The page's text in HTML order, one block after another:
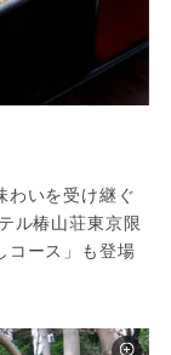
わいを受け継ぐ
ル椿山荘東京限
コース」も登場